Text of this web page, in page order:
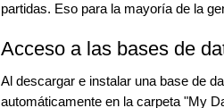
partidas. Eso para la mayoría de la
Acceso a las bases de
Al descargar e instalar una base de
automáticamente en la carpeta "My